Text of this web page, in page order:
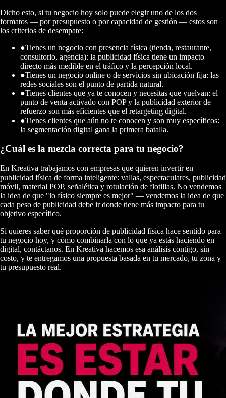
Dicho esto, si tu negocio hoy solo puede elegir uno de los dos
formatos — por presupuesto o por capacidad de gestión — estos son
los criterios de desempate:
●Tienes un negocio con presencia física (tienda, restaurante,
consultorio, agencia): la publicidad física tiene un impacto
directo más medible en el tráfico y la percepción local.
●Tienes un negocio online o de servicios sin ubicación fija: las
redes sociales son el punto de partida natural.
●Tienes clientes que ya te conocen y necesitas que vuelvan: el
punto de venta activado con POP y la publicidad exterior de
refuerzo son más eficientes que el retargeting digital.
●Tienes clientes que aún no te conocen y son muy específicos:
la segmentación digital gana la primera batalla.
¿Cuál es la mezcla correcta para tu negocio?
En Kreativa trabajamos con empresas que quieren invertir en
publicidad física de forma inteligente: vallas, espectaculares, publicidad
móvil, material POP, señalética y rotulación de flotillas. No vendemos
la idea de que "lo físico siempre es mejor" — vendemos la idea de que
cada peso de publicidad debe ir donde tiene más impacto para tu
objetivo específico.
Si quieres saber qué proporción de publicidad física hace sentido para
tu negocio hoy, y cómo combinarla con lo que ya estás haciendo en
digital, contáctanos. En Kreativa hacemos esa análisis contigo, sin
costo, y te entregamos una propuesta basada en tu mercado, tu zona y
tu presupuesto real.